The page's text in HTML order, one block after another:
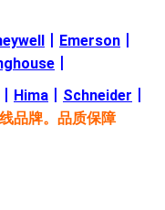
Emerson
Hima Schneider
品牌。品质保障